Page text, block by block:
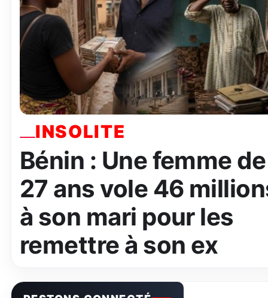
INSOLITE
Bénin : Une femme de
27 ans vole 46
à son mari pour les
remettre à son ex